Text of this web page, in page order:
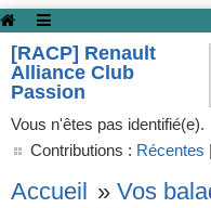
[RACP] Renault
Alliance Club
Passion
Vous n'êtes pas identifié(e).
Contributions : Récentes |
Accueil » Vos